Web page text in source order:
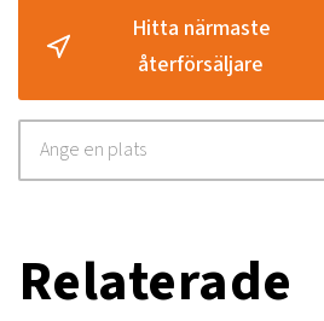
Hitta närmaste
återförsäljare
Relaterade